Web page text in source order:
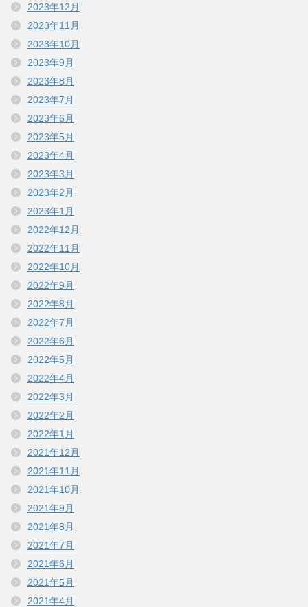
2023年12月
2023年11月
2023年10月
2023年9月
2023年8月
2023年7月
2023年6月
2023年5月
2023年4月
2023年3月
2023年2月
2023年1月
2022年12月
2022年11月
2022年10月
2022年9月
2022年8月
2022年7月
2022年6月
2022年5月
2022年4月
2022年3月
2022年2月
2022年1月
2021年12月
2021年11月
2021年10月
2021年9月
2021年8月
2021年7月
2021年6月
2021年5月
2021年4月